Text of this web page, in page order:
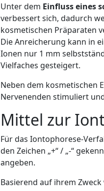
Unter dem Einfluss eines
verbessert sich, dadurch
kosmetischen Präparaten
Die Anreicherung kann in
Ionen nur 1 mm
Vielfaches gesteigert.
Neben dem kosmetischen
Nervenenden stimuliert
Mittel zur
Für das Iontophorese-
den Zeichen „+“ / „-“
angeben.
Basierend auf ihrem